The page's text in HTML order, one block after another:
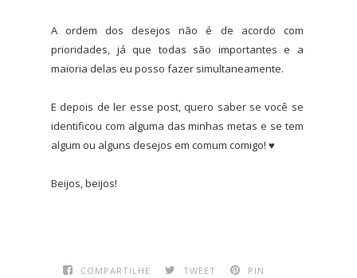
A ordem dos desejos não é de acordo com
prioridades, já que todas são importantes e a
maioria delas eu posso fazer simultaneamente.
E depois de ler esse post, quero saber se você se
identificou com alguma das minhas metas e se tem
algum ou alguns desejos em comum comigo! ♥
Beijos, beijos!
COMPARTILHE TWEET
PIN